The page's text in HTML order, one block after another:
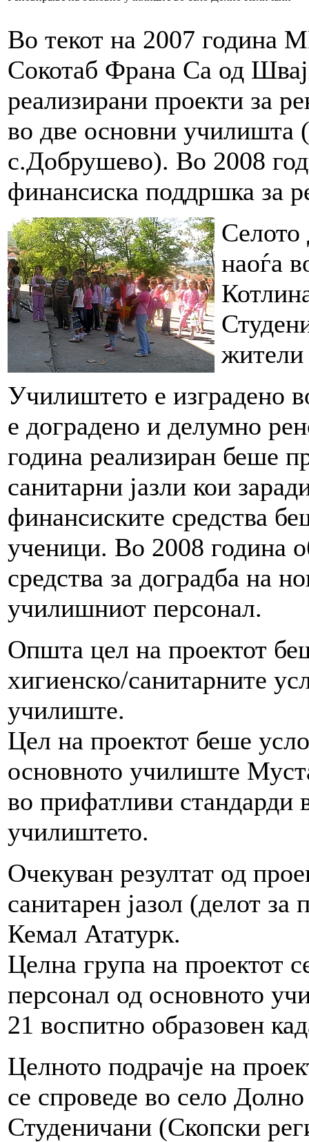
Во текот на 2007 година
Сокотаб Франа Са од
реализирани проекти за
во две основни училишта
с.Добрушево). Во 2008
финансиска поддршка за
Селото
наоѓа
жители
Училиштето е изградено
е доградено и делумно
година реализиран беше
санитарни јазли кои
финансиските средства
ученици. Во 2008 година
средства за доградба на
училишниот персонал.
Општа цел на проектот
хигиенско/санитарните
училиште.
Цел на проектот беше
основното училиште
во прифатливи стандарди
училиштето.
Очекуван резултат од
санитарен јазол (делот
Кемал Ататурк.
Целна група на проектот
персонал од основното
21 воспитно образовен
Целното подрачје на
се спроведе во село
Студеничани (Скопски